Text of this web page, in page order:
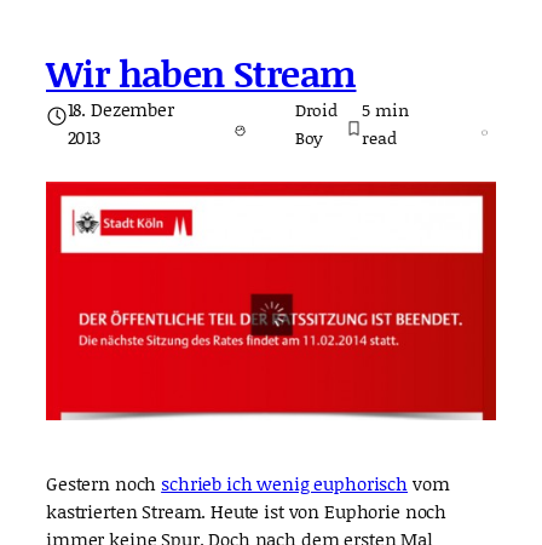
Wir haben Stream
18. Dezember
2013
Droid
Boy
5min
read
Gestern noch schrieb ich wenig euphorischvom
kastrierten Stream. Heute ist von Euphorie noch
immer keine Spur. Doch nach dem ersten Mal